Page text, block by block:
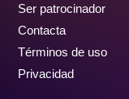
Ser patrocinador
Contacta
Términos de uso
Privacidad